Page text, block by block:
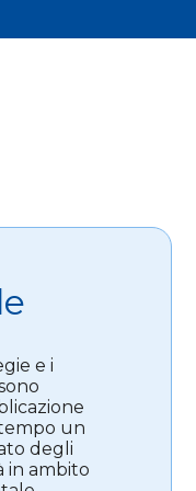
e i
un
degli
in ambito